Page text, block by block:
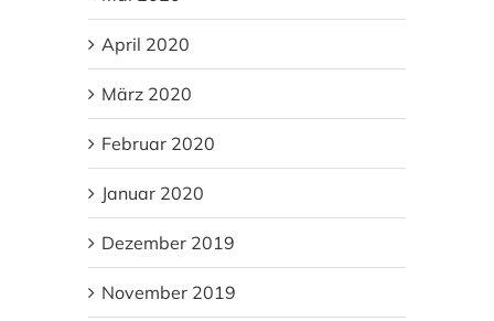
April 2020
März 2020
Februar 2020
Januar 2020
Dezember 2019
November 2019